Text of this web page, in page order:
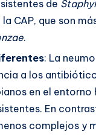
de
CAP, que son
.
: La
a los
en el entorno
En
complejos y